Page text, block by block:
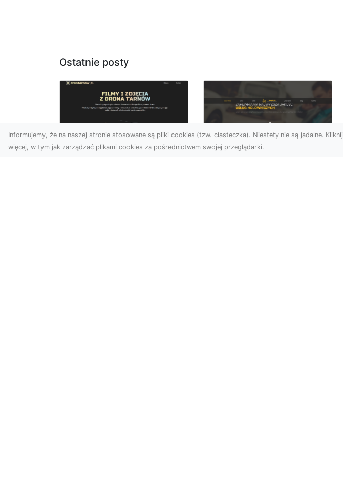
Ostatnie posty
Informujemy, że na naszej stronie stosowane są pliki cookies (tzw. ciasteczka). Niestety nie są jadalne. Kliknij
więcej, w tym jak zarządzać plikami cookies za pośrednictwem swojej przeglądarki.